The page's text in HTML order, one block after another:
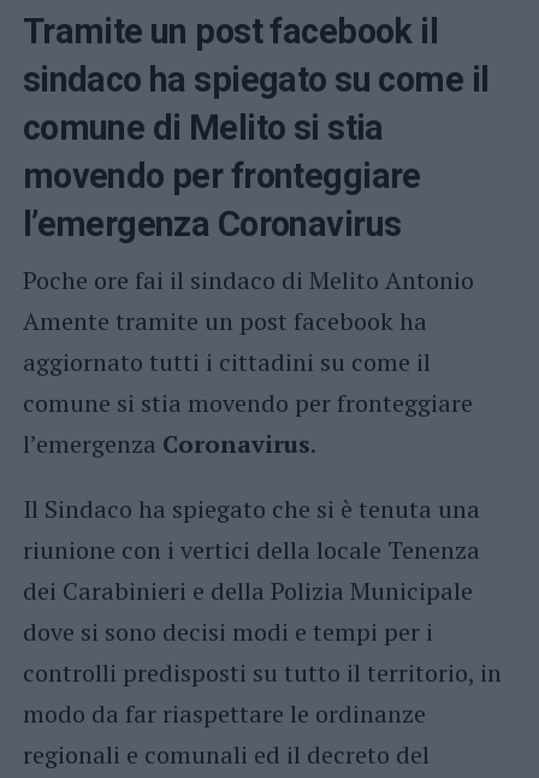
Tramite un post facebook il
sindaco ha spiegato su come il
comune di Melito si stia
movendo per fronteggiare
l’emergenza Coronavirus
Poche ore fai il sindaco di Melito Antonio
Amente tramite un post facebook ha
aggiornato tutti i cittadini su come il
comune si stia movendo per fronteggiare
l’emergenza Coronavirus.
Il Sindaco ha spiegato che si è tenuta una
riunione con i vertici della locale Tenenza
dei Carabinieri e della Polizia Municipale
dove si sono decisi modi e tempi per i
controlli predisposti su tutto il territorio, in
modo da far riaspettare le ordinanze
regionali e comunali ed il decreto del